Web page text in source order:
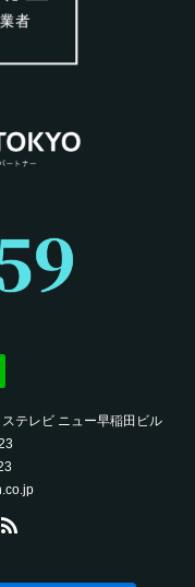
テレビ ニュー早稲田ビル